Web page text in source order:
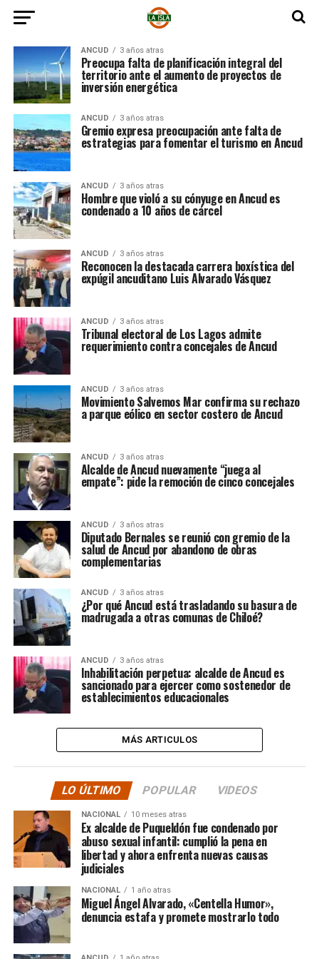
ANCUD 3 años atras
Preocupa falta de planificación integral del
territorio ante el aumento de proyectos de
inversión energética
ANCUD 3 años atras
Gremio expresa preocupación ante falta de
estrategias para fomentar el turismo en Ancud
ANCUD 3 años atras
Hombre que violó a su cónyuge en Ancud es
condenado a 10 años de cárcel
ANCUD 3 años atras
Reconocen la destacada carrera boxística del
expúgil ancuditano Luis Alvarado Vásquez
ANCUD 3 años atras
Tribunal electoral de Los Lagos admite
requerimiento contra concejales de Ancud
ANCUD 3 años atras
Movimiento Salvemos Mar confirma su rechazo
a parque eólico en sector costero de Ancud
ANCUD 3 años atras
Alcalde de Ancud nuevamente “juega al
empate”: pide la remoción de cinco concejales
ANCUD 3 años atras
Diputado Bernales se reunió con gremio de la
salud de Ancud por abandono de obras
complementarias
ANCUD 3 años atras
¿Por qué Ancud está trasladando su basura de
madrugada a otras comunas de Chiloé?
ANCUD 3 años atras
Inhabilitación perpetua: alcalde de Ancud es
sancionado para ejercer como sostenedor de
establecimientos educacionales
MÁS ARTICULOS
LO ÚLTIMO POPULAR VIDEOS
NACIONAL 10 meses atras
Ex alcalde de Puqueldón fue condenado por
abuso sexual infantil: cumplió la pena en
libertad y ahora enfrenta nuevas causas
judiciales
NACIONAL 1 año atras
Miguel Ángel Alvarado, «Centella Humor»,
denuncia estafa y promete mostrarlo todo